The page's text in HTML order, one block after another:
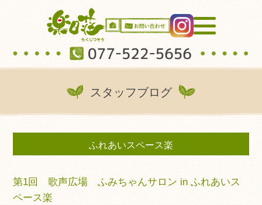
スタッフブログ
ふれあいスペース楽
第1回 歌声広場 ふみちゃんサロン in ふれあいス
ペース楽